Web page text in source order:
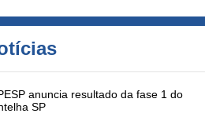
anuncia resultado da fase 1 do
SP